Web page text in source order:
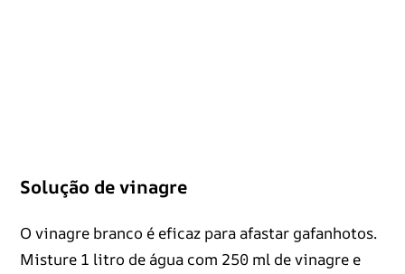
Solução de vinagre
O vinagre branco é eficaz para afastar gafanhotos.
Misture 1 litro de água com 250 ml de vinagre e